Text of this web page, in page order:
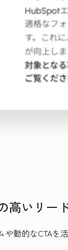
高いリー
や動的なCTAを